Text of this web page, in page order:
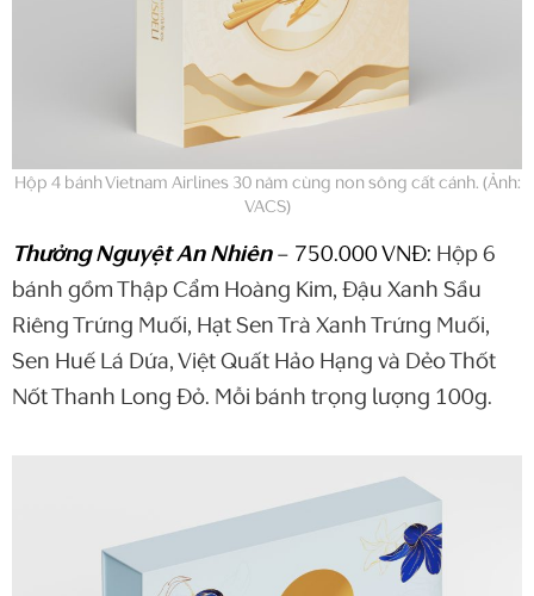
Hộp 4 bánh Vietnam Airlines 30 năm cùng non sông cất cánh. (Ảnh:
VACS)
Thưởng Nguyệt An Nhiên– 750.000 VNĐ: Hộp 6
bánh gồm Thập Cẩm Hoàng Kim, Đậu Xanh Sầu
Riêng Trứng Muối, Hạt Sen Trà Xanh Trứng Muối,
Sen Huế Lá Dứa, Việt Quất Hảo Hạng và Dẻo Thốt
Nốt Thanh Long Đỏ. Mỗi bánh trọng lượng 100g.